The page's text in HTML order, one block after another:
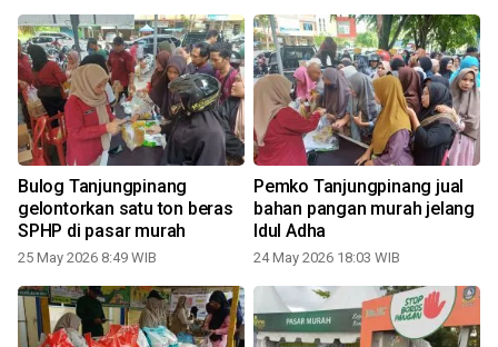
Bulog Tanjungpinang
gelontorkan satu ton beras
SPHP di pasar murah
25 May 2026 8:49 WIB
Pemko Tanjungpinang jual
bahan pangan murah jelang
Idul Adha
24 May 2026 18:03 WIB